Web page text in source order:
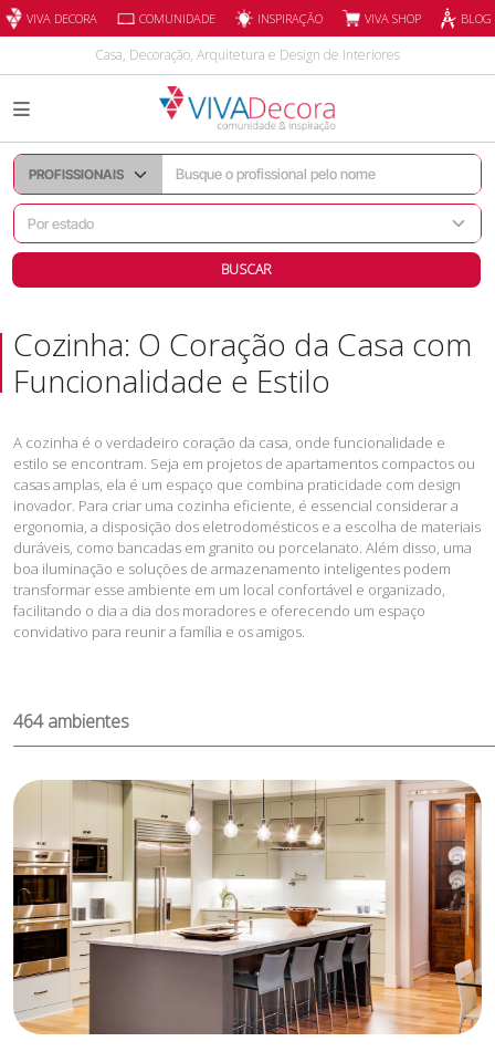
VIVA DECORA COMUNIDADE INSPIRAÇÃO VIVA SHOP
Casa, Decoração, Arquitetura e Design de Interiores
BUSCAR
Cozinha: O Coração da Casa com
Funcionalidade e Estilo
A cozinha é o verdadeiro coração da casa, onde funcionalidade e
estilo se encontram. Seja em projetos de apartamentos compactos ou
casas amplas, ela é um espaço que combina praticidade com design
inovador. Para criar uma cozinha eficiente, é essencial considerar a
ergonomia, a disposição dos eletrodomésticos e a escolha de materiais
duráveis, como bancadas em granito ou porcelanato. Além disso, uma
boa iluminação e soluções de armazenamento inteligentes podem
transformar esse ambiente em um local confortável e organizado,
facilitando o dia a dia dos moradores e oferecendo um espaço
convidativo para reunir a família e os amigos.
464ambientes